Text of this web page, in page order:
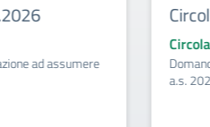
ad assumere
a.s.